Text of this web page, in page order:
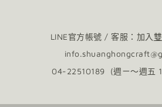
LINE官方帳號 / 客服：加入
04-22510189 (週ㄧ～週五